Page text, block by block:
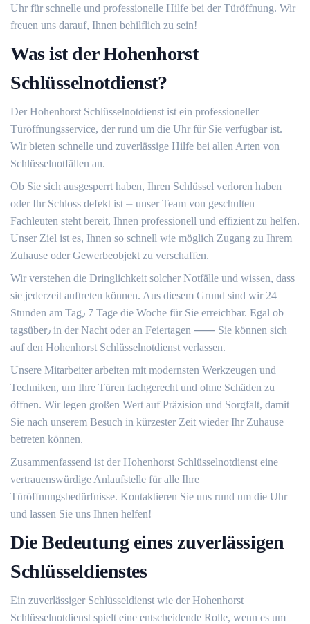
Uhr für schnelle und professionelle Hilfe bei der Türöffnung. Wir
freuen uns darauf, Ihnen behilflich zu sein!
Was ist der Hohenhorst
Schlüsselnotdienst?
Der Hohenhorst Schlüsselnotdienst ist ein professioneller
Türöffnungsservice, der rund um die Uhr für Sie verfügbar ist.​
Wir bieten schnelle und zuverlässige Hilfe bei allen Arten von
Schlüsselnotfällen an.
Ob Sie sich ausgesperrt haben, Ihren Schlüssel verloren haben
oder Ihr Schloss defekt ist ⏤ unser Team von geschulten
Fachleuten steht bereit, Ihnen professionell und effizient zu helfen.​
Unser Ziel ist es, Ihnen so schnell wie möglich Zugang zu Ihrem
Zuhause oder Gewerbeobjekt zu verschaffen.​
Wir verstehen die Dringlichkeit solcher Notfälle und wissen, dass
sie jederzeit auftreten können. Aus diesem Grund sind wir 24
Stunden am Tag٫ 7 Tage die Woche für Sie erreichbar.​ Egal ob
tagsüber٫ in der Nacht oder an Feiertagen ⸺ Sie können sich
auf den Hohenhorst Schlüsselnotdienst verlassen.​
Unsere Mitarbeiter arbeiten mit modernsten Werkzeugen und
Techniken, um Ihre Türen fachgerecht und ohne Schäden zu
öffnen.​ Wir legen großen Wert auf Präzision und Sorgfalt, damit
Sie nach unserem Besuch in kürzester Zeit wieder Ihr Zuhause
betreten können.​
Zusammenfassend ist der Hohenhorst Schlüsselnotdienst eine
vertrauenswürdige Anlaufstelle für alle Ihre
Türöffnungsbedürfnisse.​ Kontaktieren Sie uns rund um die Uhr
und lassen Sie uns Ihnen helfen!​
Die Bedeutung eines zuverlässigen
Schlüsseldienstes
Ein zuverlässiger Schlüsseldienst wie der Hohenhorst
Schlüsselnotdienst spielt eine entscheidende Rolle, wenn es um